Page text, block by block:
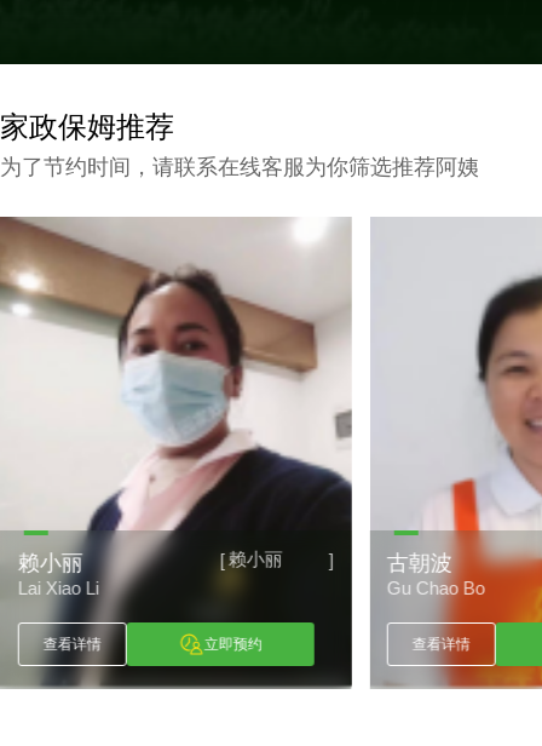
家政保姆推荐
为了节约时间，请联系在线客服为你筛选推荐阿姨
[ 赖小丽 ]
赖小丽
Lai Xiao Li
查看详情 立即预约
古朝波
Gu Chao Bo
查看详情